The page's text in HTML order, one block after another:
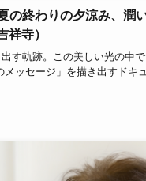
終わりの夕涼み、潤
祥寺）
す軌跡。この美しい光の中
ッセージ」を描き出すドキ